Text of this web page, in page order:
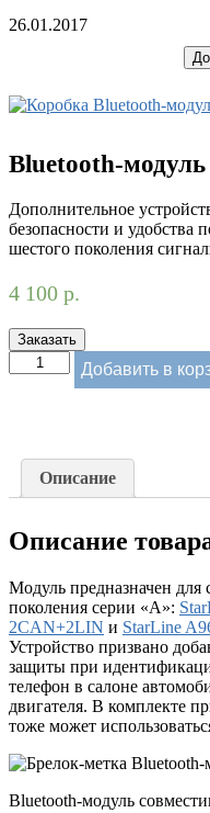
26.01.2017
Bluetooth-
Дополнительное
безопасности и удобства
шестого поколения
4 100 р.
Заказать
Добавить в
Описание
Описание
Модуль предназначен для
поколения серии «A»:
2CAN+2LIN и StarLine
Устройство призвано
защиты при
телефон в салоне
двигателя. В комплекте
тоже может
Bluetooth-модуль